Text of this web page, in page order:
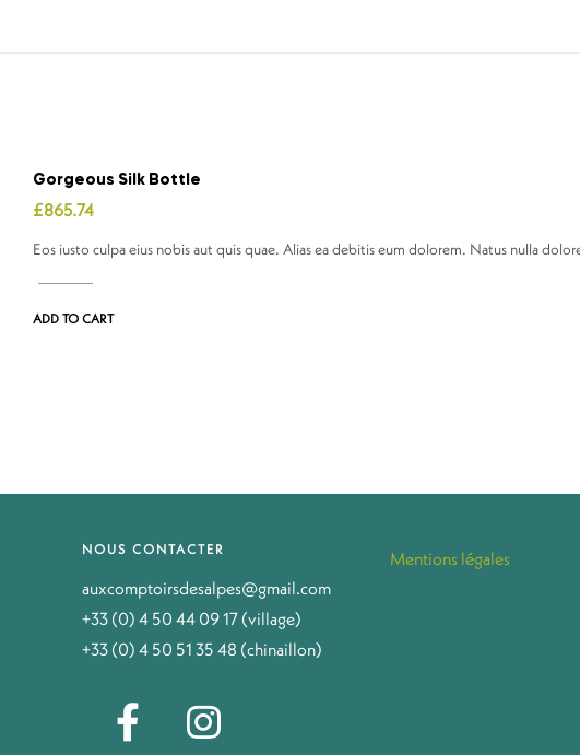
Gorgeous Silk Bottle
£865.74
Eos iusto culpa eius nobis aut quis quae. Alias ea debitis eum dolorem. Natus nulla
ADD TO CART
NOUS CONTACTER
auxcomptoirsdesalpes@gmail.com
+33 (0) 4 50 44 09 17 (village)
+33 (0) 4 50 51 35 48 (chinaillon)
Mentions légales